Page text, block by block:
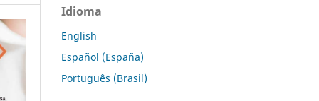
Idioma
English
Español (España)
Português (Brasil)